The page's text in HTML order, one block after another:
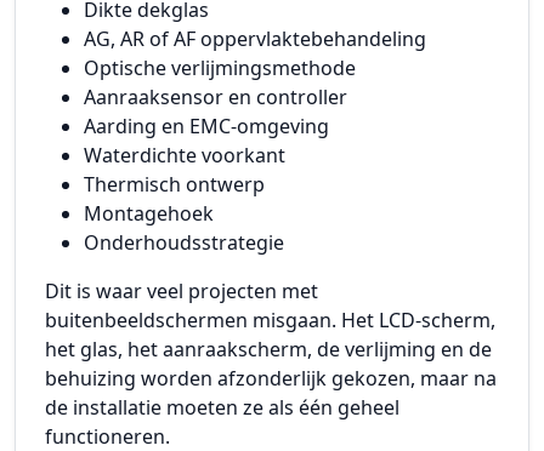
Dikte dekglas
AG, AR of AF oppervlaktebehandeling
Optische verlijmingsmethode
Aanraaksensor en controller
Aarding en EMC-omgeving
Waterdichte voorkant
Thermisch ontwerp
Montagehoek
Onderhoudsstrategie
Dit is waar veel projecten met
buitenbeeldschermen misgaan. Het LCD-scherm,
het glas, het aanraakscherm, de verlijming en de
behuizing worden afzonderlijk gekozen, maar na
de installatie moeten ze als één geheel
functioneren.